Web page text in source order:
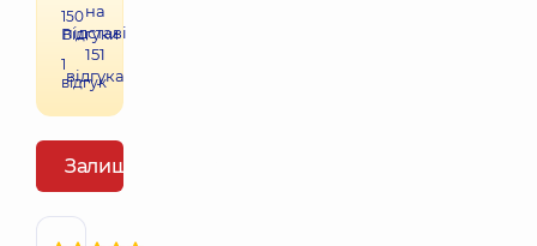
150
Відгуки
1
відгук
на
підставі
151
відгука
Залишити відгук